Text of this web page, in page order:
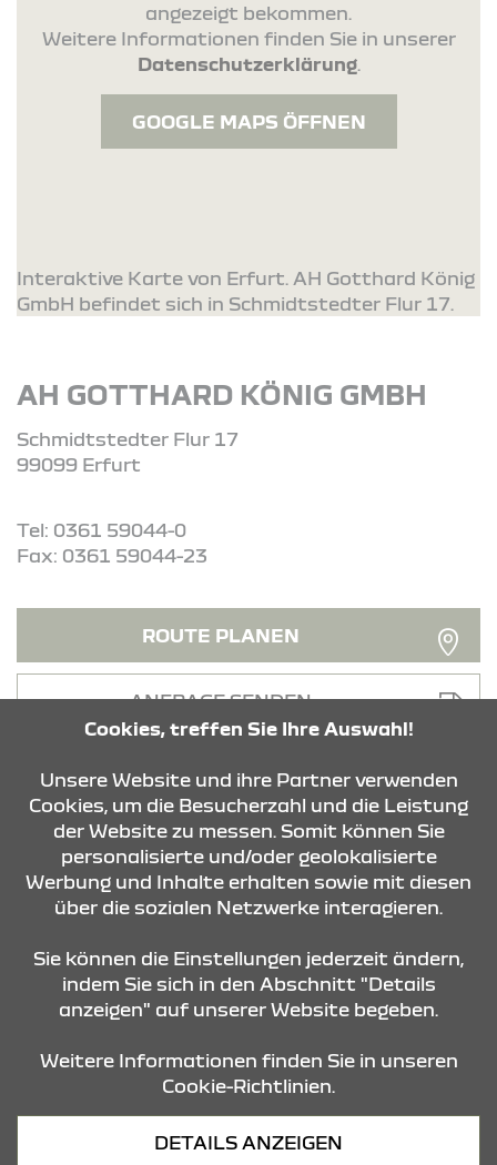
angezeigt bekommen.
Weitere Informationen finden Sie in unserer
Datenschutzerklärung.
GOOGLE MAPS ÖFFNEN
Interaktive Karte von Erfurt. AH Gotthard König
GmbH befindet sich in Schmidtstedter Flur 17.
AH GOTTHARD KÖNIG GMBH
Schmidtstedter Flur 17
99099 Erfurt
Tel: 0361 59044-0
Fax: 0361 59044-23
ROUTE PLANEN
ANFRAGE SENDEN
KONTAKT & ANFAHRT
STANDORTE
Datenschutz
Cookies, treffen Sie Ihre Auswahl!
Unsere Website und ihre Partner verwenden
Cookies, um die Besucherzahl und die Leistung
der Website zu messen. Somit können Sie
personalisierte und/oder geolokalisierte
Werbung und Inhalte erhalten sowie mit diesen
über die sozialen Netzwerke interagieren.
Sie können die Einstellungen jederzeit ändern,
indem Sie sich in den Abschnitt "Details
anzeigen" auf unserer Website begeben.
Weitere Informationen finden Sie in unseren
Cookie-Richtlinien.
DETAILS ANZEIGEN